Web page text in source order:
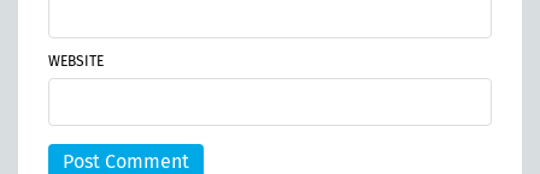
WEBSITE
Post Comment